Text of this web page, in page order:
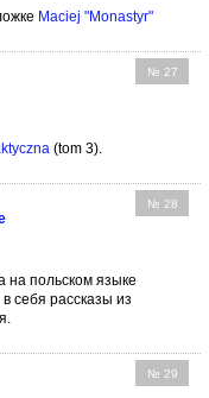
Maciej "Monastyr"
№ 27
(tom 3).
№ 28
на польском языке
себя рассказы из
№ 29